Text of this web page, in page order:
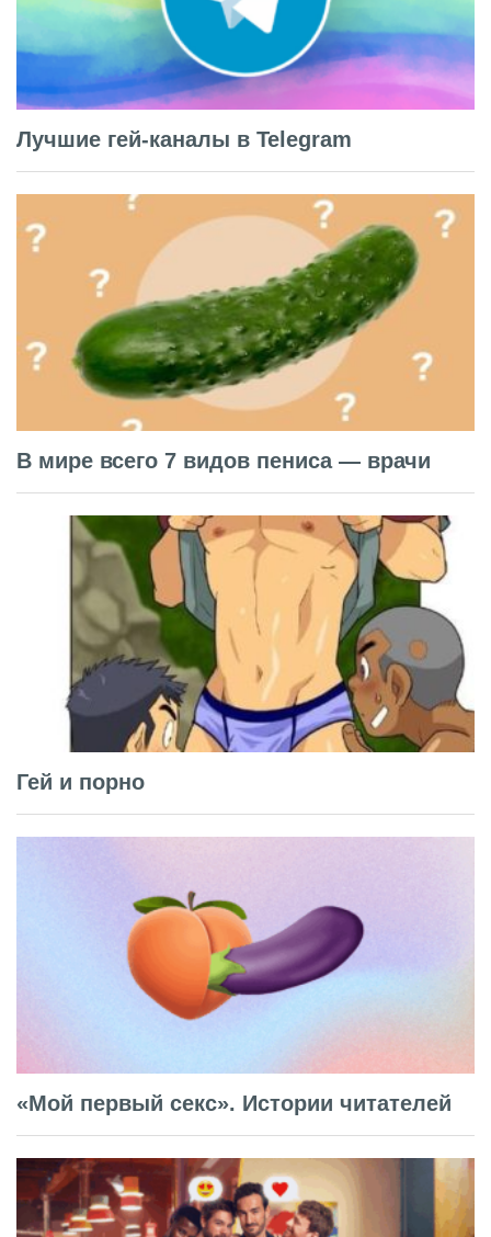
Лучшие гей-каналы в Telegram
В мире всего 7 видов пениса — врачи
Гей и порно
«Мой первый секс». Истории читателей